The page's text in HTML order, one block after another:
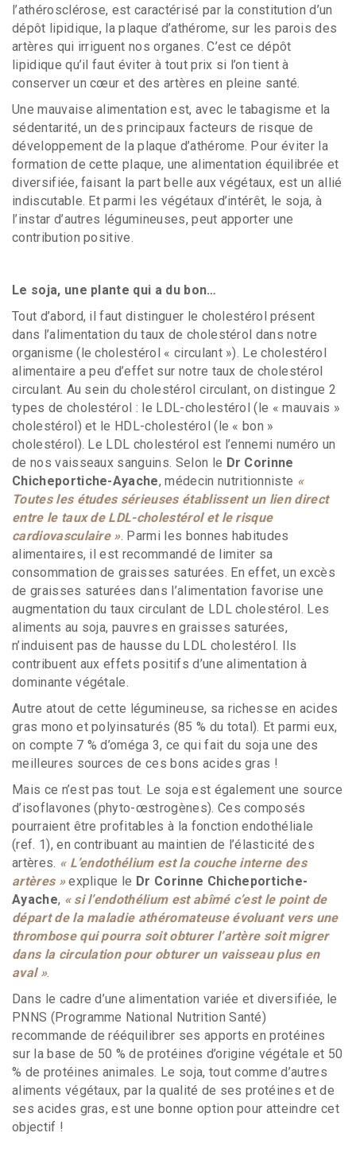
l’athérosclérose, est caractérisé par la constitution d’un
dépôt lipidique, la plaque d’athérome, sur les parois des
artères qui irriguent nos organes. C’est ce dépôt
lipidique qu’il faut éviter à tout prix si l’on tient à
conserver un cœur et des artères en pleine santé.
Une mauvaise alimentation est, avec le tabagisme et la
sédentarité, un des principaux facteurs de risque de
développement de la plaque d’athérome. Pour éviter la
formation de cette plaque, une alimentation équilibrée et
diversifiée, faisant la part belle aux végétaux, est un allié
indiscutable. Et parmi les végétaux d’intérêt, le soja, à
l’instar d’autres légumineuses, peut apporter une
contribution positive.
Le soja, une plante qui a du bon…
Tout d’abord, il faut distinguer le cholestérol présent
dans l’alimentation du taux de cholestérol dans notre
organisme (le cholestérol « circulant »). Le cholestérol
alimentaire a peu d’effet sur notre taux de cholestérol
circulant. Au sein du cholestérol circulant, on distingue 2
types de cholestérol : le LDL-cholestérol (le « mauvais »
cholestérol) et le HDL-cholestérol (le « bon »
cholestérol). Le LDL cholestérol est l’ennemi numéro un
de nos vaisseaux sanguins. Selon le Dr Corinne
Chicheportiche-Ayache, médecin nutritionniste «
Toutes les études sérieuses établissent un lien direct
entre le taux de LDL-cholestérol et le risque
cardiovasculaire ». Parmi les bonnes habitudes
alimentaires, il est recommandé de limiter sa
consommation de graisses saturées. En effet, un excès
de graisses saturées dans l’alimentation favorise une
augmentation du taux circulant de LDL cholestérol. Les
aliments au soja, pauvres en graisses saturées,
n’induisent pas de hausse du LDL cholestérol. Ils
contribuent aux effets positifs d’une alimentation à
dominante végétale.
Autre atout de cette légumineuse, sa richesse en acides
gras mono et polyinsaturés (85 % du total). Et parmi eux,
on compte 7 % d’oméga 3, ce qui fait du soja une des
meilleures sources de ces bons acides gras !
Mais ce n’est pas tout. Le soja est également une source
d’isoflavones (phyto-œstrogènes). Ces composés
pourraient être profitables à la fonction endothéliale
(ref. 1), en contribuant au maintien de l’élasticité des
artères. « L’endothélium est la couche interne des
artères »explique le Dr Corinne Chicheportiche-
Ayache, « si l’endothélium est abîmé c’est le point de
départ de la maladie athéromateuse évoluant vers une
thrombose qui pourra soit obturer l’artère soit migrer
dans la circulation pour obturer un vaisseau plus en
aval ».
Dans le cadre d’une alimentation variée et diversifiée, le
PNNS (Programme National Nutrition Santé)
recommande de rééquilibrer ses apports en protéines
sur la base de 50 % de protéines d’origine végétale et 50
% de protéines animales. Le soja, tout comme d’autres
aliments végétaux, par la qualité de ses protéines et de
ses acides gras, est une bonne option pour atteindre cet
objectif !